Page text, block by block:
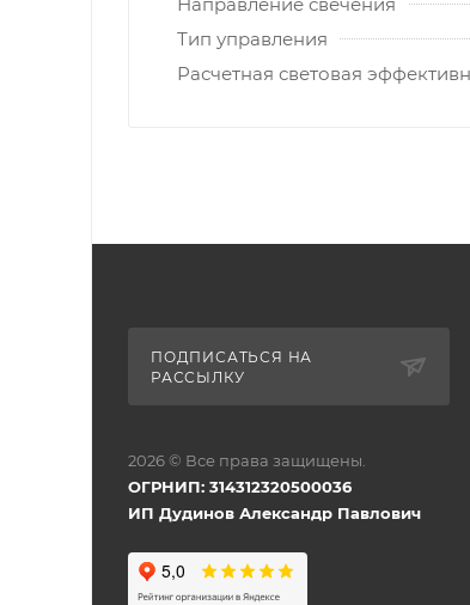
Тип управления
Расчетная световая
ПОДПИСАТЬСЯ НА
РАССЫЛКУ
2026 © Все права защищены.
ОГРНИП: 314312320500036
ИП Дудинов Александр Павлович